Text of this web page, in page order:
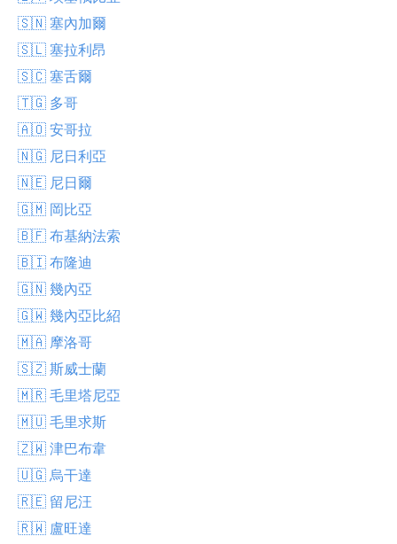
🇸🇳 塞內加爾
🇸🇱 塞拉利昂
🇸🇨 塞舌爾
🇹🇬 多哥
🇦🇴 安哥拉
🇳🇬 尼日利亞
🇳🇪 尼日爾
🇬🇲 岡比亞
🇧🇫 布基納法索
🇧🇮 布隆迪
🇬🇳 幾內亞
🇬🇼 幾內亞比紹
🇲🇦 摩洛哥
🇸🇿 斯威士蘭
🇲🇷 毛里塔尼亞
🇲🇺 毛里求斯
🇿🇼 津巴布韋
🇺🇬 烏干達
🇷🇪 留尼汪
🇷🇼 盧旺達